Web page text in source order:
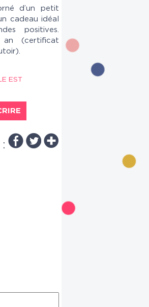
d’un petit
cadeau idéal
positives.
(certificat
EST